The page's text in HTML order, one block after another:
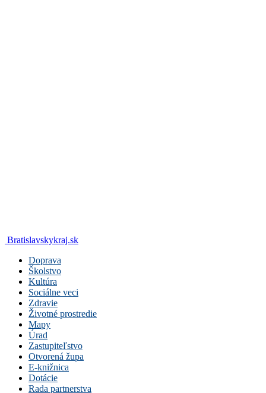
Bratislavskykraj.sk
Doprava
Školstvo
Kultúra
Sociálne veci
Zdravie
Životné prostredie
Mapy
Úrad
Zastupiteľstvo
Otvorená župa
E-knižnica
Dotácie
Rada partnerstva